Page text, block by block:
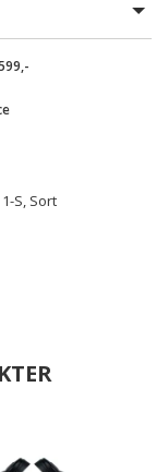
S, Sort